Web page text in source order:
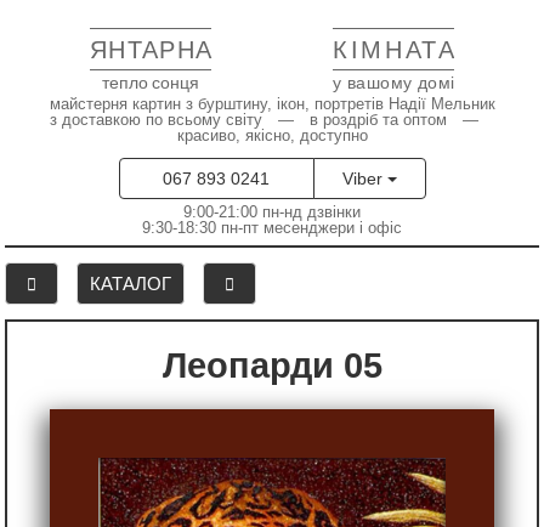
ЯНТАРНА КІМНАТА
тепло сонця у вашому домі
майстерня картин з бурштину, ікон, портретів Надії Мельник
з доставкою по всьому світу — в роздріб та оптом —
красиво, якісно, доступно
067 893 0241 Viber
9:00-21:00 пн-нд дзвінки
9:30-18:30 пн-пт месенджери і офіс
КАТАЛОГ
Леопарди 05